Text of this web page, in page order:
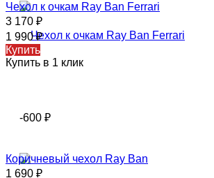
Чехол к очкам Ray Ban Ferrari
3 170 ₽
1 990₽
Купить
Купить в 1 клик
-600 ₽
Коричневый чехол Ray Ban
1 690 ₽